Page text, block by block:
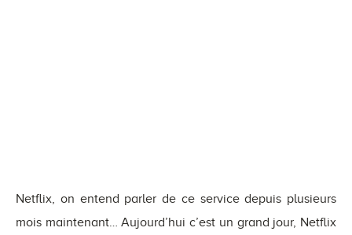
Netflix, on entend parler de ce service depuis plusieurs
mois maintenant… Aujourd’hui c’est un grand jour, Netflix